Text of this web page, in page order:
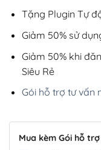
Tặng Plugin Tự
Giảm 50% sử
Giảm 50% khi
Siêu Rẻ
Gói hỗ trợ tư vấn
Mua kèm Gói hỗ trợ